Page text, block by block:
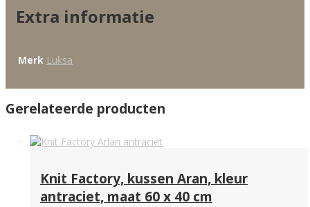
Extra informatie
Merk Luksa
Gerelateerde producten
Knit Factory, kussen Aran, kleur
antraciet, maat 60 x 40 cm